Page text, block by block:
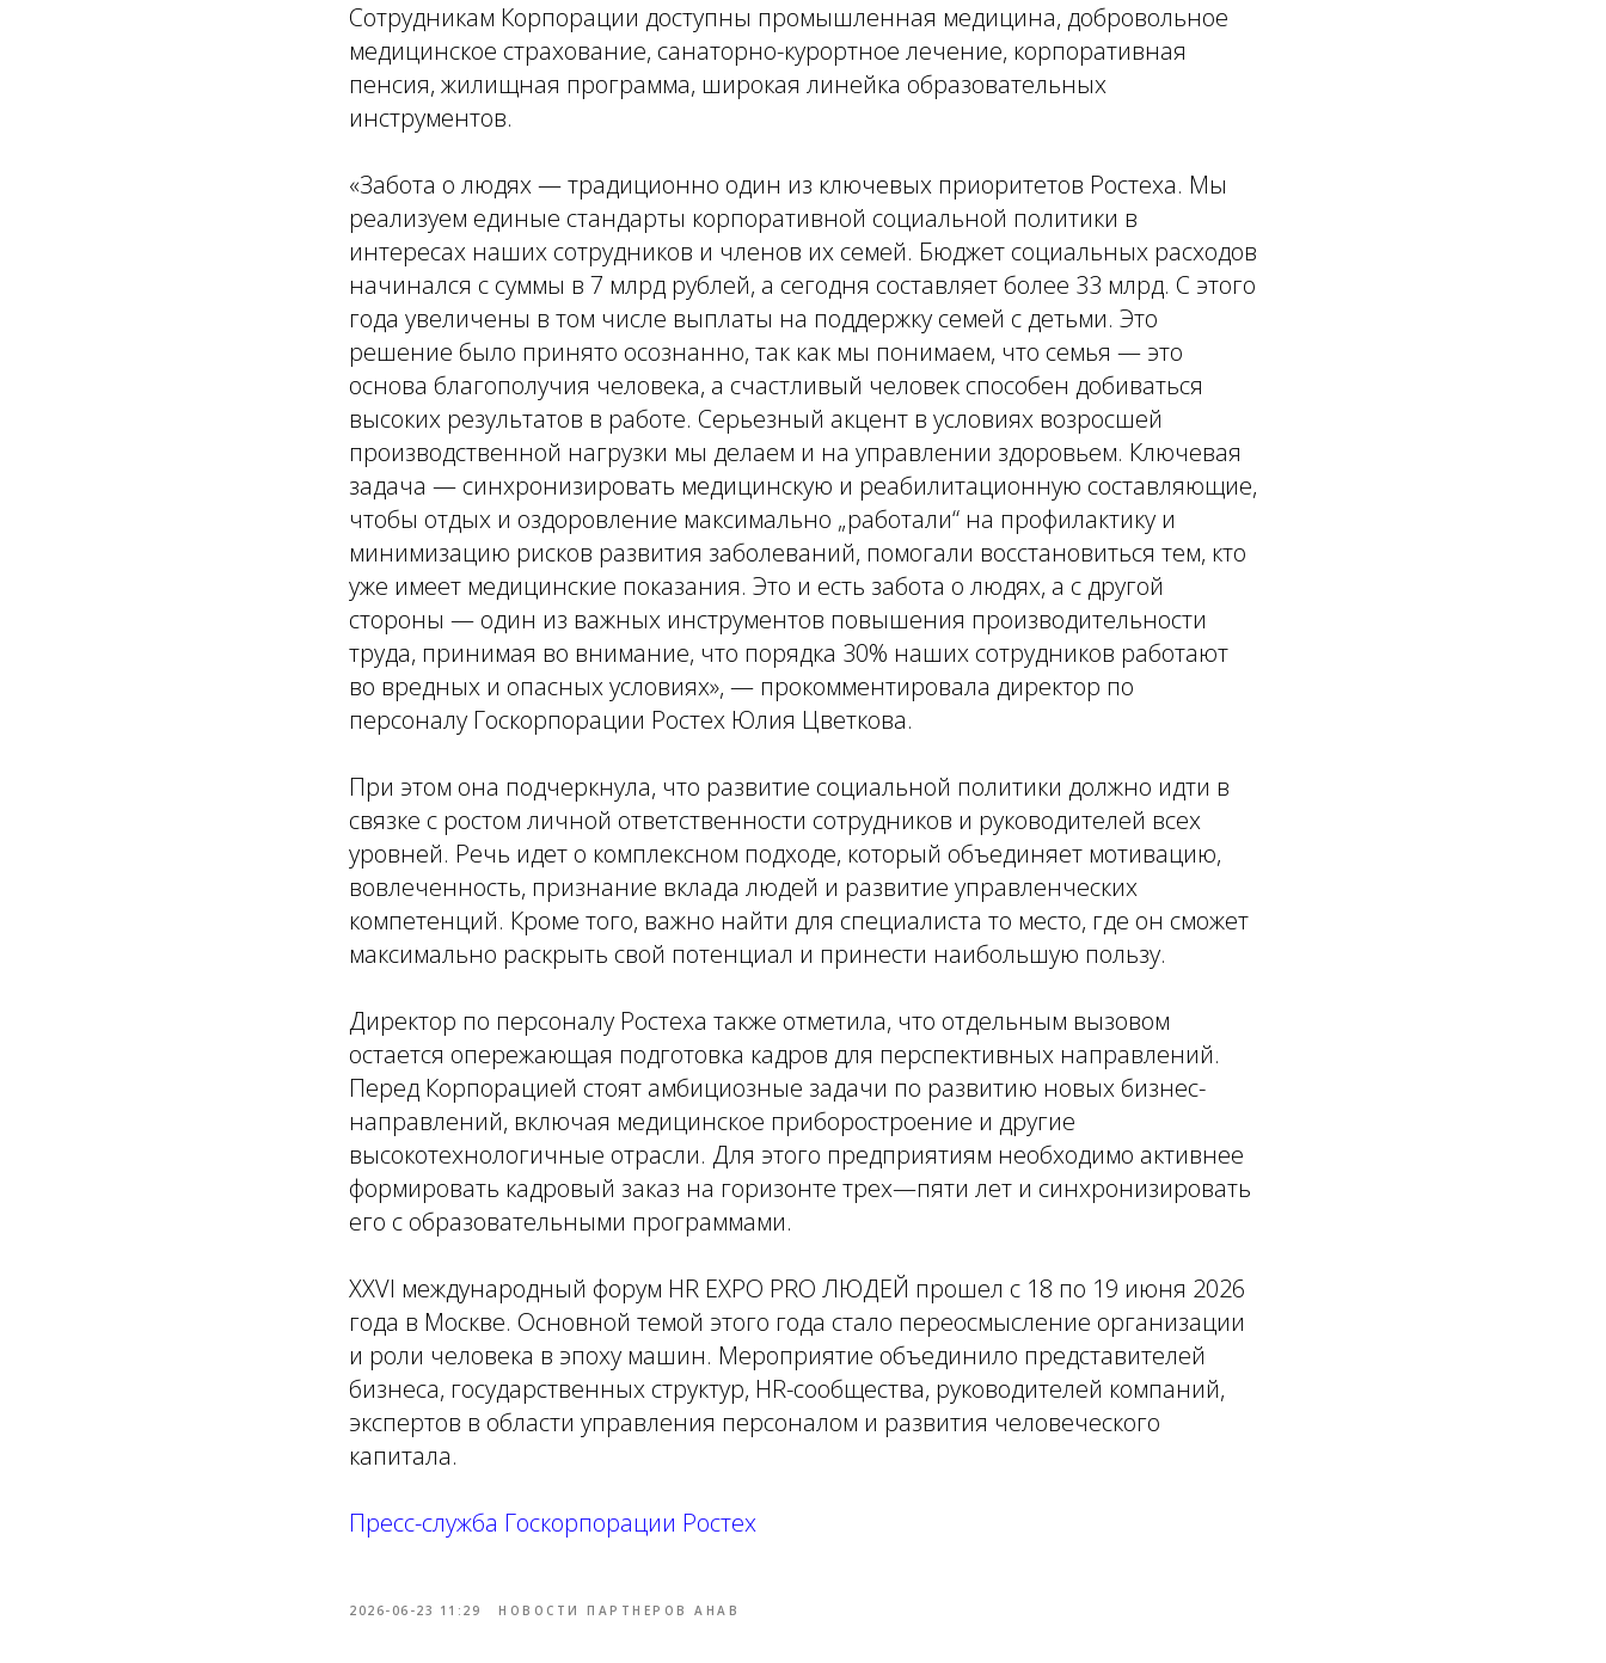
Сотрудникам Корпорации доступны промышленная медицина, добровольное
медицинское страхование, санаторно-курортное лечение, корпоративная
пенсия, жилищная программа, широкая линейка образовательных
инструментов.
«Забота о людях — традиционно один из ключевых приоритетов Ростеха. Мы
реализуем единые стандарты корпоративной социальной политики в
интересах наших сотрудников и членов их семей. Бюджет социальных расходов
начинался с суммы в 7 млрд рублей, а сегодня составляет более 33 млрд. С этого
года увеличены в том числе выплаты на поддержку семей с детьми. Это
решение было принято осознанно, так как мы понимаем, что семья — это
основа благополучия человека, а счастливый человек способен добиваться
высоких результатов в работе. Серьезный акцент в условиях возросшей
производственной нагрузки мы делаем и на управлении здоровьем. Ключевая
задача — синхронизировать медицинскую и реабилитационную составляющие,
чтобы отдых и оздоровление максимально „работали“ на профилактику и
минимизацию рисков развития заболеваний, помогали восстановиться тем, кто
уже имеет медицинские показания. Это и есть забота о людях, а с другой
стороны — один из важных инструментов повышения производительности
труда, принимая во внимание, что порядка 30% наших сотрудников работают
во вредных и опасных условиях», — прокомментировала директор по
персоналу Госкорпорации Ростех Юлия Цветкова.
При этом она подчеркнула, что развитие социальной политики должно идти в
связке с ростом личной ответственности сотрудников и руководителей всех
уровней. Речь идет о комплексном подходе, который объединяет мотивацию,
вовлеченность, признание вклада людей и развитие управленческих
компетенций. Кроме того, важно найти для специалиста то место, где он сможет
максимально раскрыть свой потенциал и принести наибольшую пользу.
Директор по персоналу Ростеха также отметила, что отдельным вызовом
остается опережающая подготовка кадров для перспективных направлений.
Перед Корпорацией стоят амбициозные задачи по развитию новых бизнес-
направлений, включая медицинское приборостроение и другие
высокотехнологичные отрасли. Для этого предприятиям необходимо активнее
формировать кадровый заказ на горизонте трех—пяти лет и синхронизировать
его с образовательными программами.
XXVI международный форум HR EXPO PRO ЛЮДЕЙ прошел с 18 по 19 июня 2026
года в Москве. Основной темой этого года стало переосмысление организации
и роли человека в эпоху машин. Мероприятие объединило представителей
бизнеса, государственных структур, HR-сообщества, руководителей компаний,
экспертов в области управления персоналом и развития человеческого
капитала.
Пресс-служба Госкорпорации Ростех
2026-06-23 11:29 НОВОСТИ ПАРТНЕРОВ АНАВ